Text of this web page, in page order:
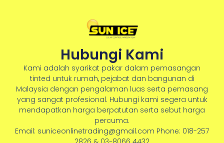
Hubungi Kami
Kami adalah syarikat pakar dalam pemasangan
tinted untuk rumah, pejabat dan bangunan di
Malaysia dengan pengalaman luas serta pemasang
yang sangat profesional. Hubungi kami segera untuk
mendapatkan harga berpatutan serta sebut harga
percuma.
Email: suniceonlinetrading@gmail.com Phone: 018-257